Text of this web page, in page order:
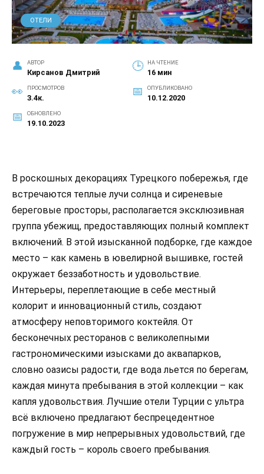
ОТЕЛИ
АВТОР
Кирсанов Дмитрий
НА ЧТЕНИЕ
16 мин
ПРОСМОТРОВ
3.4к.
ОПУБЛИКОВАНО
10.12.2020
ОБНОВЛЕНО
19.10.2023
В роскошных декорациях Турецкого побережья, где
встречаются теплые лучи солнца и сиреневые
береговые просторы, располагается эксклюзивная
группа убежищ, предоставляющих полный комплект
включений. В этой изысканной подборке, где каждое
место – как камень в ювелирной вышивке, гостей
окружает беззаботность и удовольствие.
Интерьеры, переплетающие в себе местный
колорит и инновационный стиль, создают
атмосферу неповторимого коктейля. От
бесконечных ресторанов с великолепными
гастрономическими изысками до аквапарков,
словно оазисы радости, где вода льется по берегам,
каждая минута пребывания в этой коллекции – как
капля удовольствия. Лучшие отели Турции с ультра
всё включено предлагают беспрецедентное
погружение в мир непрерывных удовольствий, где
каждый гость – король своего пребывания.